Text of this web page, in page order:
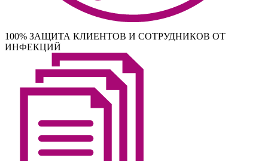
100% ЗАЩИТА КЛИЕНТОВ И СОТРУДНИКОВ ОТ
ИНФЕКЦИЙ